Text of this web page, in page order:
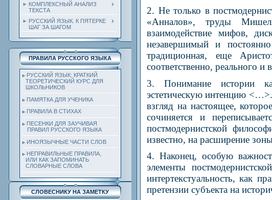
КОМПЛЕКСНЫЙ АНАЛИЗ
ТЕКСТА
РУССКИЙ ЯЗЫК. К ПЯТЕРКЕ
ШАГ ЗА ШАГОМ
ПРАВИЛА РУССКОГО ЯЗЫКА
РУССКИЙ ЯЗЫК: КРАТКИЙ
ТЕОРЕТИЧЕСКИЙ КУРС ДЛЯ
ШКОЛЬНИКОВ
ПАМЯТКА ДЛЯ УЧЕНИКА
ПРАВИЛА В СТИХАХ
ПЕСЕНКИ ДЛЯ ЗАУЧИВАЯ
ПРАВИЛ РУССКОГО ЯЗЫКА
ИНОЯЗЫЧНЫЕ ЧАСТИ СЛОВ
НЕПРАВИЛЬНЫЕ ПРАВИЛА,
ИЛИ КАК ЗАПОМИНАТЬ
СЛОВАРНЫЕ СЛОВА
СЛОВЕСНИКУ НА ЗАМЕТКУ
2. Не только в
«Анналов», труды
взаимодействие мифов,
неэавершимый и
традиционная, еще
соответственно, реального
3. Понимание истории
эстетическую интенцию
взгляд на настоящее,
сочиняется и
постмодернистской
известно, на расширение
4. Наконец, особую
элементы
интертекстуальность, как
претензии субъекта на